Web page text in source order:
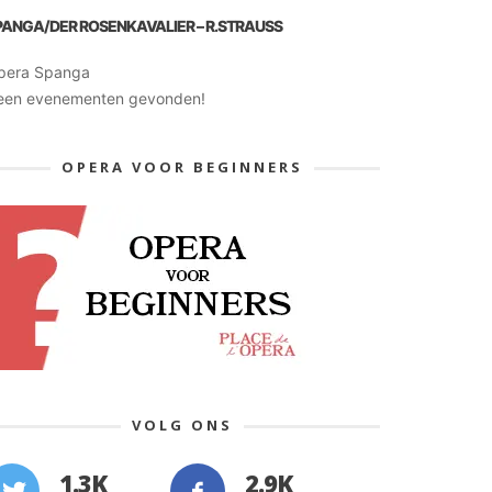
DER ROSENKAVALIER – R.STRAUSS
Spanga
evenementen gevonden!
OPERA VOOR BEGINNERS
VOLG ONS
1.3K